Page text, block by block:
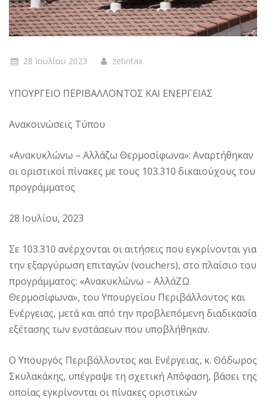
28 Ιουλίου 2023 zetintax
ΥΠΟΥΡΓΕΙΟ ΠΕΡΙΒΑΛΛΟΝΤΟΣ ΚΑΙ ΕΝΕΡΓΕΙΑΣ
Ανακοινώσεις Τύπου
«Ανακυκλώνω – Αλλάζω Θερμοσίφωνα»: Αναρτήθηκαν
οι οριστικοί πίνακες με τους 103.310 δικαιούχους του
προγράμματος
28 Ιουλίου, 2023
Σε 103.310 ανέρχονται οι αιτήσεις που εγκρίνονται για
την εξαργύρωση επιταγών (vouchers), στο πλαίσιο του
προγράμματος: «Ανακυκλώνω – ΑλλάΖΩ
Θερμοσίφωνα», του Υπουργείου Περιβάλλοντος και
Ενέργειας, μετά και από την προβλεπόμενη διαδικασία
εξέτασης των ενστάσεων που υποβλήθηκαν.
Ο Υπουργός Περιβάλλοντος και Ενέργειας, κ. Θόδωρος
Σκυλακάκης, υπέγραψε τη σχετική Απόφαση, βάσει της
οποίας εγκρίνονται οι πίνακες οριστικών